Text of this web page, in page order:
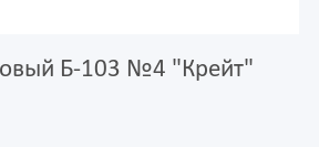
Б-103 №4 "Крейт"